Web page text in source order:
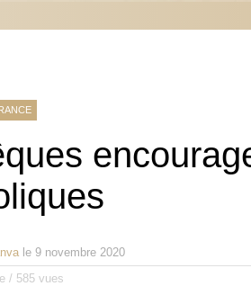
le 9 novembre 2020
/ 585 vues